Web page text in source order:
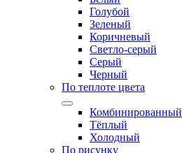
Голубой
Зеленый
Коричневый
Светло-серый
Серый
Черный
По теплоте цвета
Комбинированный
Тёплый
Холодный
По рисунку